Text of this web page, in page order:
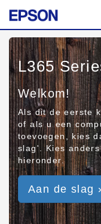
L365
Welkom!
Als dit de eerste
of als u een
toevoegen, kies
slag'. Kies
hieronder.
Aan de slag